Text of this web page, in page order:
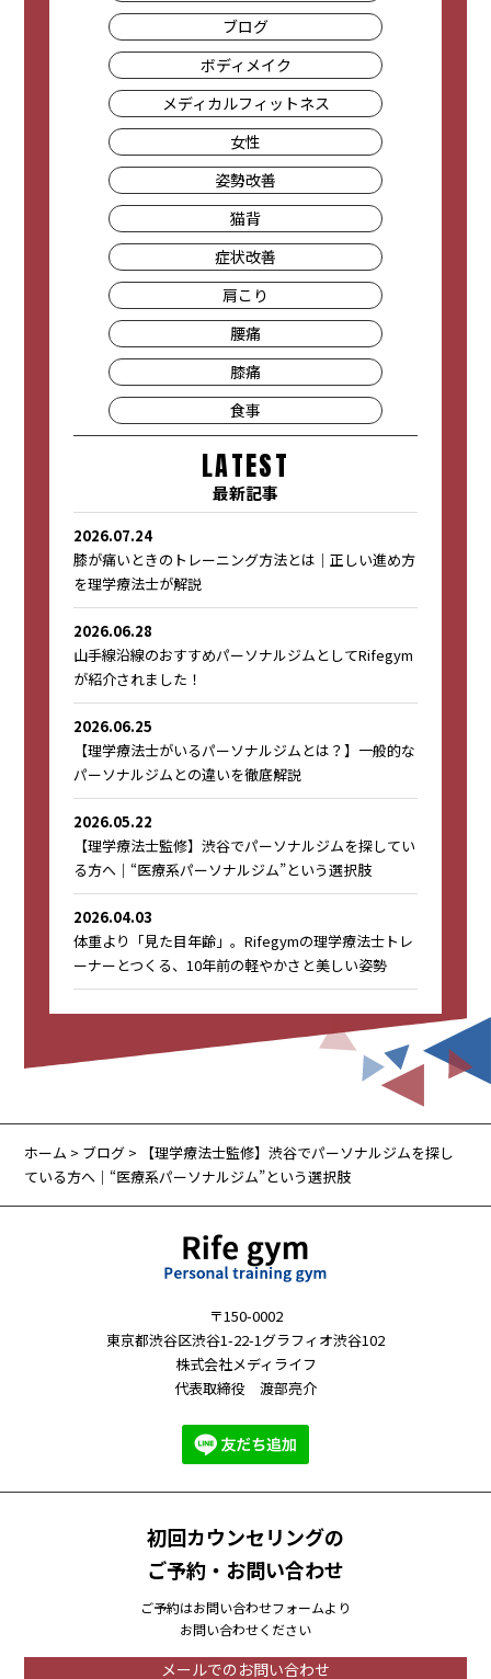
ブログ
ボディメイク
メディカルフィットネス
女性
姿勢改善
猫背
症状改善
肩こり
腰痛
膝痛
食事
LATEST
最新記事
2026.07.24
膝が痛いときのトレーニング方法とは｜正しい進め方
を理学療法士が解説
2026.06.28
山手線沿線のおすすめパーソナルジムとしてRifegym
が紹介されました！
2026.06.25
【理学療法士がいるパーソナルジムとは？】一般的な
パーソナルジムとの違いを徹底解説
2026.05.22
【理学療法士監修】渋谷でパーソナルジムを探してい
る方へ｜“医療系パーソナルジム”という選択肢
2026.04.03
体重より「見た目年齢」。Rifegymの理学療法士トレ
ーナーとつくる、10年前の軽やかさと美しい姿勢
ホーム > ブログ > 【理学療法士監修】渋谷でパーソナルジムを探し
ている方へ｜“医療系パーソナルジム”という選択肢
〒150-0002
東京都渋谷区渋谷1-22-1グラフィオ渋谷102
株式会社メディライフ
代表取締役 渡部亮介
初回カウンセリングの
ご予約・お問い合わせ
ご予約はお問い合わせフォームより
お問い合わせください
メールでのお問い合わせ